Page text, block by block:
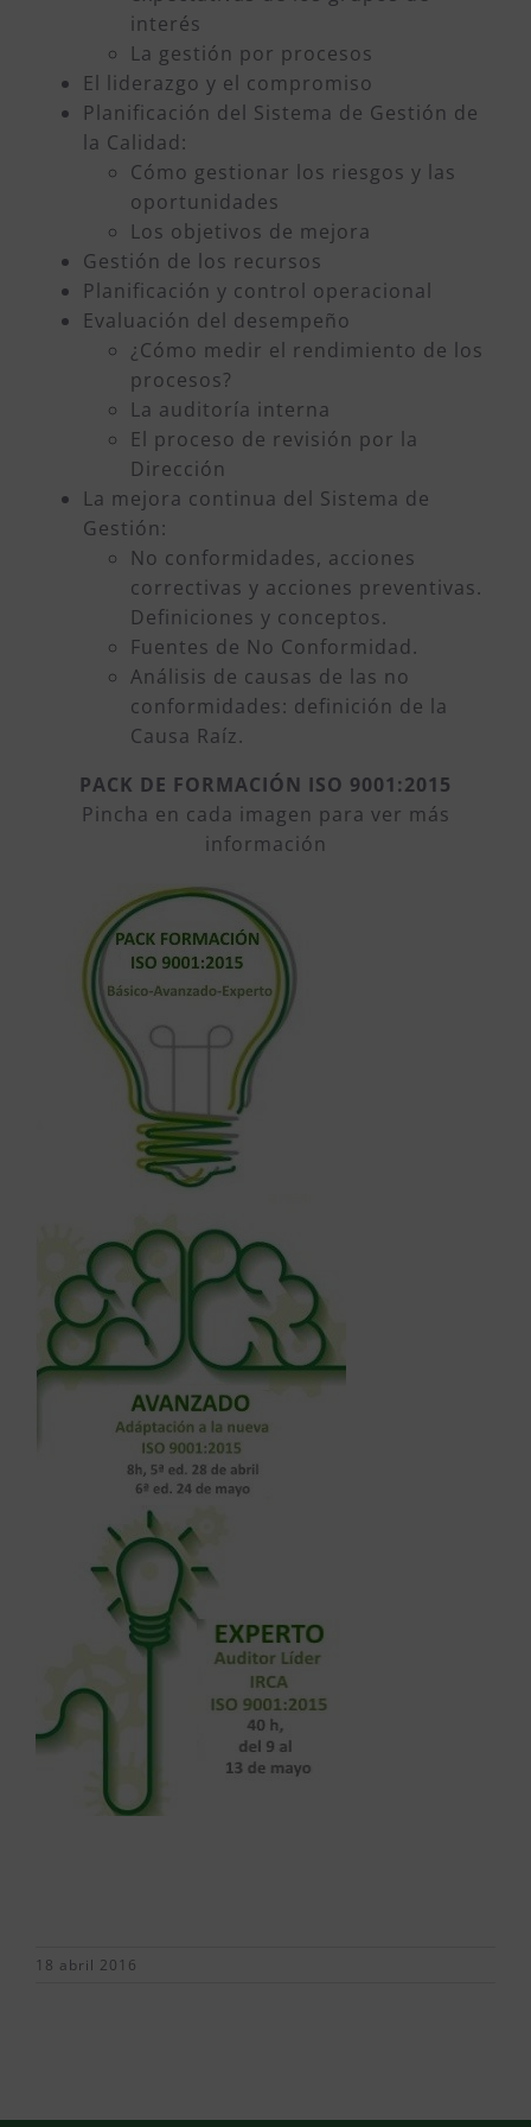
interés
La gestión por procesos
El liderazgo y el compromiso
Planificación del Sistema de Gestión de
la Calidad:
Cómo gestionar los riesgos y las
oportunidades
Los objetivos de mejora
Gestión de los recursos
Planificación y control operacional
Evaluación del desempeño
¿Cómo medir el rendimiento de los
procesos?
La auditoría interna
El proceso de revisión por la
Dirección
La mejora continua del Sistema de
Gestión:
No conformidades, acciones
correctivas y acciones preventivas.
Definiciones y conceptos.
Fuentes de No Conformidad.
Análisis de causas de las no
conformidades: definición de la
Causa Raíz.
PACK DE FORMACIÓN ISO 9001:2015
Pincha en cada imagen para ver más
información
18 abril 2016